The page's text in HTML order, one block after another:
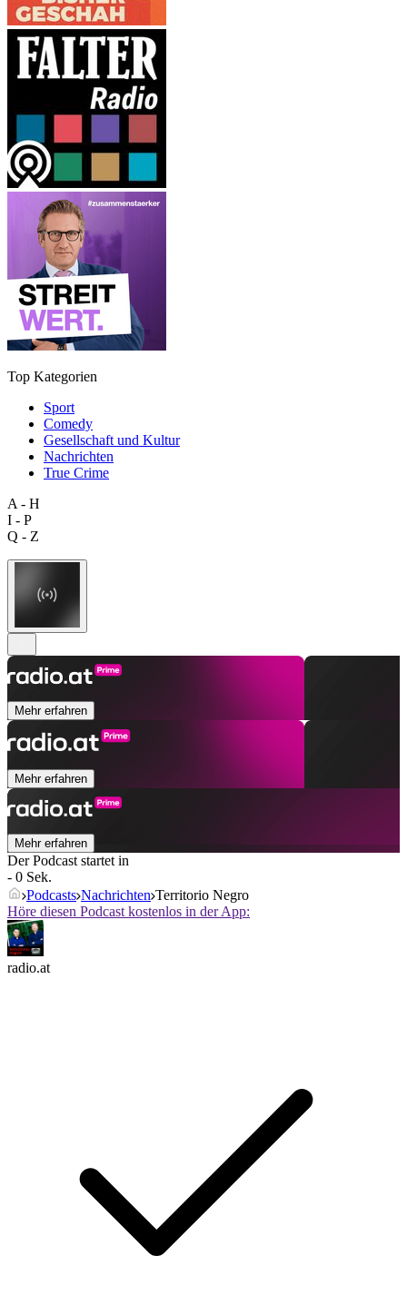
Top Kategorien
Sport
Comedy
Gesellschaft und Kultur
Nachrichten
True Crime
A - H
I - P
Q - Z
Mehr erfahren
Mehr erfahren
Mehr erfahren
Der Podcast startet in
- 0 Sek.
Podcasts Nachrichten Territorio Negro
Höre diesen Podcast kostenlos in der App:
radio.at